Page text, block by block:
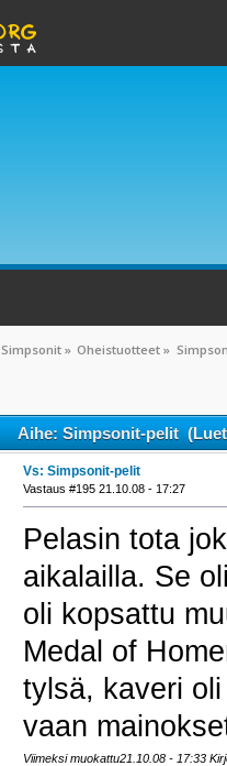
Simpsonit» Oheistuotteet »
Aihe: Simpsonit-pelit
Vs: Simpsonit-pelit
Vastaus #195 21.10.08 - 17:27
Pelasin tota
aikalailla. Se
oli kopsattu
Medal of
tylsä, kaveri
vaan
Viimeksi muokattu21.10.08 - 17:33